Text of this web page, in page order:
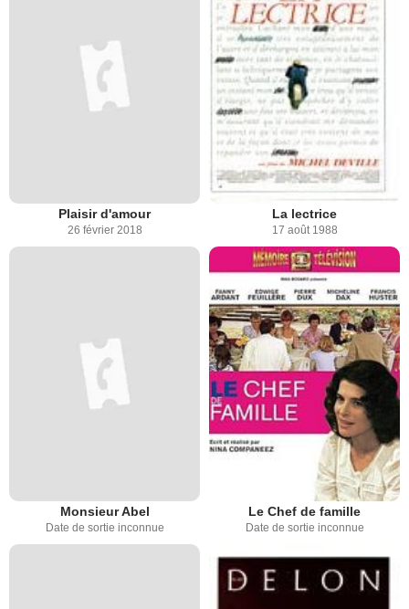
Plaisir d'amour
26 février 2018
La lectrice
17 août 1988
Monsieur Abel
Date de sortie inconnue
Le Chef de famille
Date de sortie inconnue